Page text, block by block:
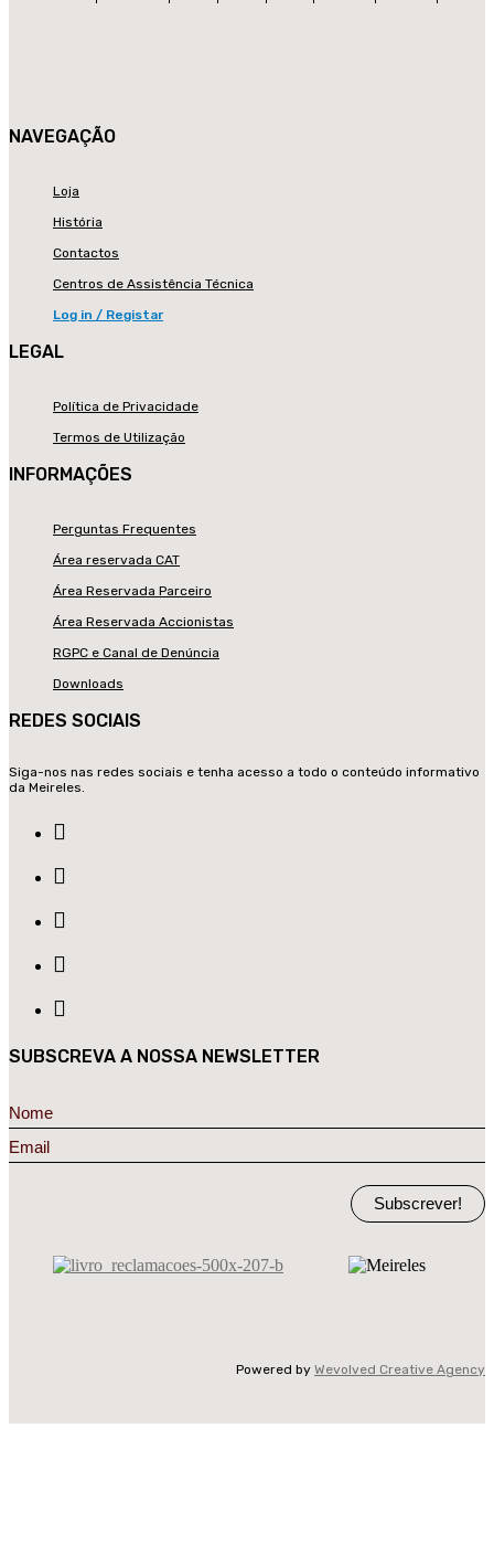
NAVEGAÇÃO
Loja
História
Contactos
Centros de Assistência Técnica
Log in / Registar
LEGAL
Política de Privacidade
Termos de Utilização
INFORMAÇÕES
Perguntas Frequentes
Área reservada CAT
Área Reservada Parceiro
Área Reservada Accionistas
RGPC e Canal de Denúncia
Downloads
REDES SOCIAIS
Siga-nos nas redes sociais e tenha acesso a todo o conteúdo informativo
da Meireles.
SUBSCREVA A NOSSA NEWSLETTER
Subscrever!
Powered by Wevolved Creative Agency